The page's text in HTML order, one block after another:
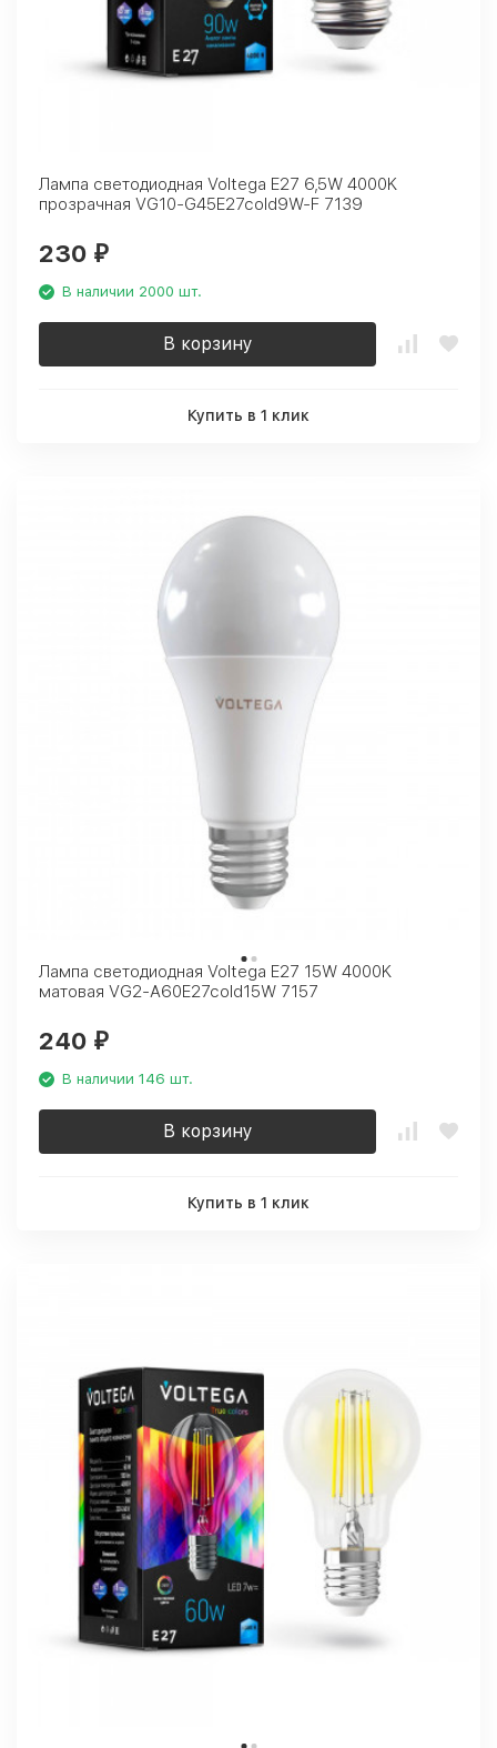
Лампа светодиодная Voltega E27 6,5W 4000K
прозрачная VG10-G45E27cold9W-F 7139
230 ₽
В наличии 2000 шт.
В корзину
Купить в 1 клик
Лампа светодиодная Voltega E27 15W 4000K
матовая VG2-A60E27cold15W 7157
240 ₽
В наличии 146 шт.
В корзину
Купить в 1 клик